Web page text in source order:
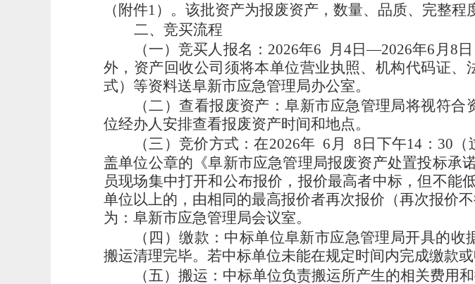
（附件1）。该批资产为报废资产，数量、品质、完整程
二、竞买流程
（一）竞买人报名： 2026年6 月4日—2026年6 月 8
外 ，资产回收公司须将本单位营业执照、机构代码证
式）等资料送阜新市应急管理局办公室。
（二）查看报废资产：阜新市应急管理局将视符合
位经办人安排查看报废资产时间和地点。
（三）竞价方式：在2026年 6 月 8 日 下午14 ： 30（
盖单位公章的《阜新市应急管理局报废资产处置投标承
员现场集中打开和公布报价，报价最高者中标，但不能
单位以上的，由相同的最高报价者再次报价（再次报价
为： 阜新市应急管理局会议室。
（四）缴款：中标单位阜新市应急管理局开具的收
搬运清理完毕。若中标单位未能在规定时间内完成缴款
（五）搬运：中标单位负责搬运所产生的相关费用